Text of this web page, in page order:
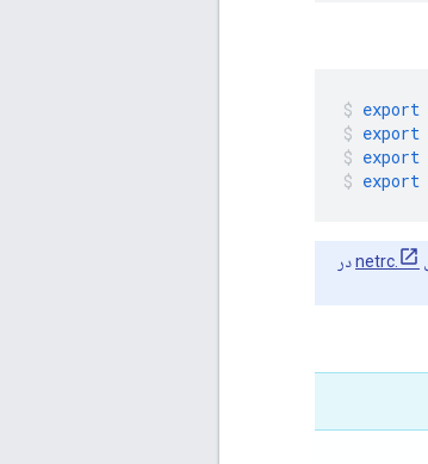
export
export
export
export
netrc.در